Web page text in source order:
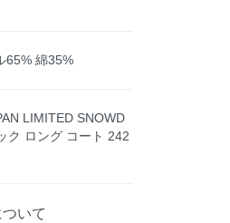
65% 綿35%
LIMITED SNOWD
ク ロング コート 242
いて